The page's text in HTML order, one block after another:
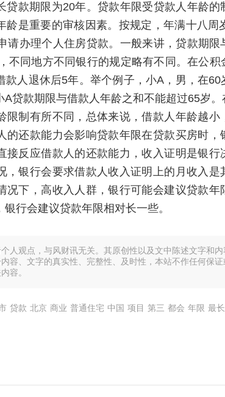
贷款期限为20年。贷款年限受贷款人年龄的
龄是重要的审核因素。按规定，年满十八周
请办理个人住房贷款。一般来讲，贷款期限
不同地方不同银行的规定略有不同。在公积
款人退休后5年。举个例子，小A，男，在
A贷款期限与借款人年龄之和不能超过65岁
限制有所不同，总体来说，借款人年龄越小
的还款能力会影响贷款年限在贷款买房时，
接反应借款人的还款能力，收入证明是银行
，银行会要求借款人收入证明上的月收入是
况下，高收入人群，银行可能会建议贷款年
行会建议贷款年限相对长一些。
人观点，与风财讯无关。其原创性以及文中陈述文字和
容、文字的真实性、完整性、及时性，本站不作任何保
容。
贷款 北京 商业 普通住宅 中国 项目 第三 都会 年限 最长